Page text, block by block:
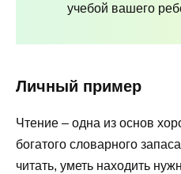
учебой вашего
Личный пример
Чтение – одна из основ
богатого словарного
читать, уметь находить